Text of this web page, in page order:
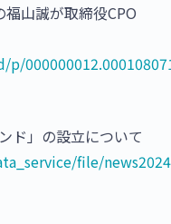
山誠が取締役CPO
ド」の設立について
file/